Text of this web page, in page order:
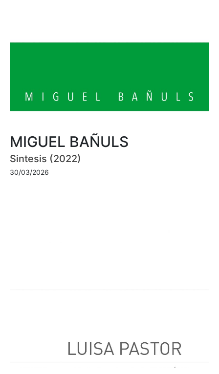
MIGUEL BAÑULS
Sintesis (2022)
30/03/2026